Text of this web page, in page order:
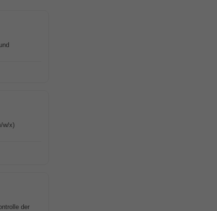
w/x)
der